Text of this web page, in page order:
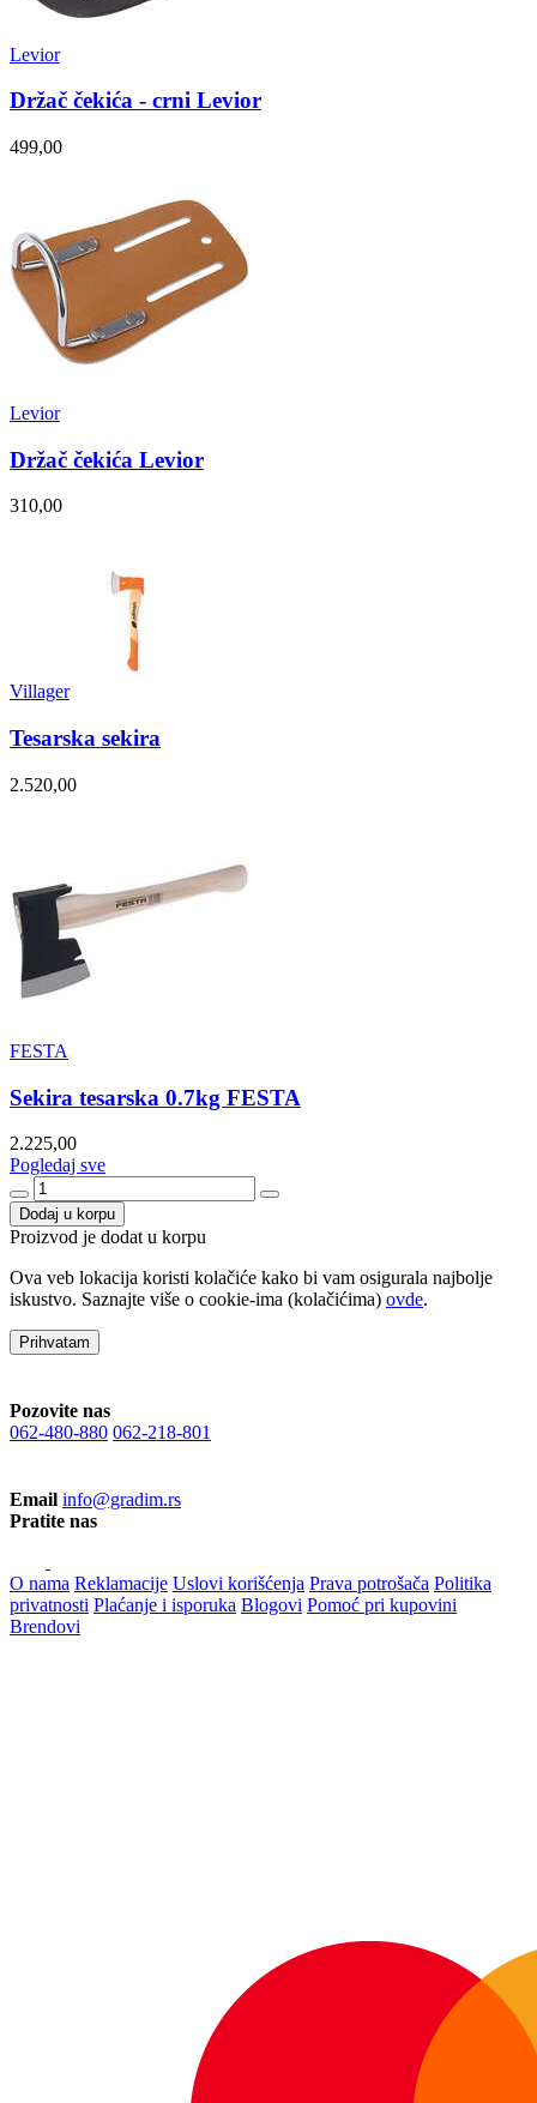
Levior
Držač čekića - crni Levior
499,00
Levior
Držač čekića Levior
310,00
Villager
Tesarska sekira
2.520,00
FESTA
Sekira tesarska 0.7kg FESTA
2.225,00
Pogledaj sve
Dodaj u korpu
Proizvod je dodat u korpu
Ova veb lokacija koristi kolačiće kako bi vam osigurala najbolje
iskustvo. Saznajte više o cookie-ima (kolačićima) ovde.
Prihvatam
Pozovite nas
062-480-880 062-218-801
Email info@gradim.rs
Pratite nas
O nama Reklamacije Uslovi korišćenja Prava potrošača Politika
privatnosti Plaćanje i isporuka Blogovi Pomoć pri kupovini
Brendovi